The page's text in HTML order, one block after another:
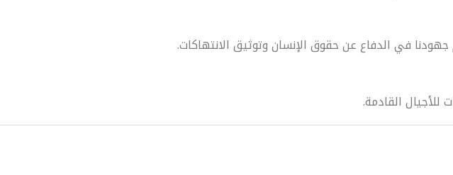
في الدفاع عن حقوق الإنسان وتوثيق الانتهاكات.
للأجيال القادمة.